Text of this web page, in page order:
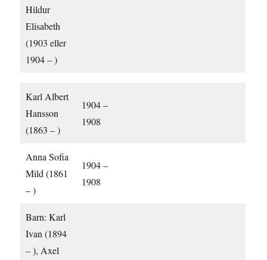
Hildur
Elisabeth
(1903 eller
1904 – )
Karl Albert
Hansson
(1863 – )
1904 –
1908
Anna Sofia
Mild (1861
– )
1904 –
1908
Barn: Karl
Ivan (1894
– ), Axel